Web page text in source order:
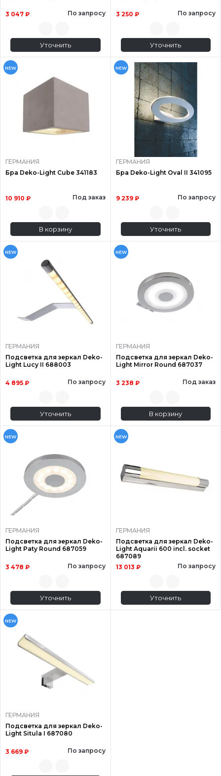
3 047 ₽ По запросу
Уточнить
3 250 ₽ По запросу
Уточнить
NEW
ГЕРМАНИЯ
Бра Deko-Light Cube 341183
10 910 ₽ Под заказ
В корзину
NEW
ГЕРМАНИЯ
Бра Deko-Light Oval II 341095
9 239 ₽ По запросу
Уточнить
NEW
ГЕРМАНИЯ
Подсветка для зеркал Deko-
Light Lucy II 688003
4 895 ₽ По запросу
Уточнить
NEW
ГЕРМАНИЯ
Подсветка для зеркал Deko-
Light Mirror Round 687037
3 238 ₽ Под заказ
В корзину
NEW
ГЕРМАНИЯ
Подсветка для зеркал Deko-
Light Paty Round 687059
3 478 ₽ По запросу
Уточнить
NEW
ГЕРМАНИЯ
Подсветка для зеркал Deko-
Light Aquarii 600 incl. socket
687089
13 013 ₽
По запросу
Уточнить
NEW
ГЕРМАНИЯ
Подсветка для зеркал Deko-
Light Situla I 687080
3 669 ₽ По запросу